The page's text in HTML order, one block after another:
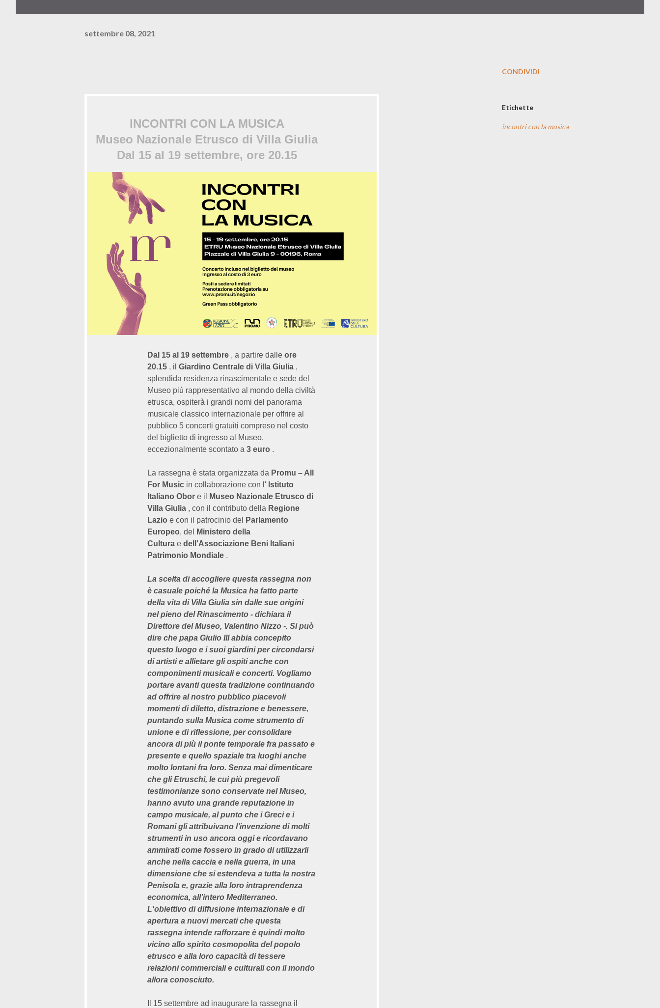
settembre 08, 2021
INCONTRI CON LA MUSICA
Museo Nazionale Etrusco di Villa Giulia
Dal 15 al 19 settembre, ore 20.15
Dal 15 al 19 settembre , a partire dalle ore
20.15 , il Giardino Centrale di Villa Giulia ,
splendida residenza rinascimentale e sede del
Museo più rappresentativo al mondo della civiltà
etrusca, ospiterà i grandi nomi del panorama
musicale classico internazionale per offrire al
pubblico 5 concerti gratuiti compreso nel costo
del biglietto di ingresso al Museo,
eccezionalmente scontato a 3 euro .
La rassegna è stata organizzata da Promu – All
For Music in collaborazione con l' Istituto
Italiano Obor e il
Museo Nazionale Etrusco di
Villa Giulia , con il contributo della Regione
Lazio e con il patrocinio del
Parlamento
Europeo, del
Ministero della
Cultura e dell'Associazione Beni Italiani
Patrimonio Mondiale .
La scelta di accogliere questa rassegna non
è casuale poiché la Musica ha fatto parte
della vita di Villa Giulia sin dalle sue origini
nel pieno del Rinascimento - dichiara il
Direttore del Museo, Valentino Nizzo -. Si può
dire che papa Giulio III abbia concepito
questo luogo e i suoi giardini per circondarsi
di artisti e allietare gli ospiti anche con
componimenti musicali e concerti. Vogliamo
portare avanti questa tradizione continuando
ad offrire al nostro pubblico piacevoli
momenti di diletto, distrazione e benessere,
puntando sulla Musica come strumento di
unione e di riflessione, per consolidare
ancora di più il ponte temporale fra passato e
presente e quello spaziale tra luoghi anche
molto lontani fra loro. Senza mai dimenticare
che gli Etruschi, le cui più pregevoli
testimonianze sono conservate nel Museo,
hanno avuto una grande reputazione in
campo musicale, al punto che i Greci e i
Romani gli attribuivano l’invenzione di molti
strumenti in uso ancora oggi e ricordavano
ammirati come fossero in grado di utilizzarli
anche nella caccia e nella guerra, in una
dimensione che si estendeva a tutta la nostra
Penisola e, grazie alla loro intraprendenza
economica, all’intero Mediterraneo.
L'obiettivo di diffusione internazionale e di
apertura a nuovi mercati che questa
rassegna intende rafforzare è quindi molto
vicino allo spirito cosmopolita del popolo
etrusco e alla loro capacità di tessere
relazioni commerciali e culturali con il mondo
allora conosciuto.
Il 15 settembre ad inaugurare la rassegna il
CONDIVIDI
Etichette
incontri con la musica